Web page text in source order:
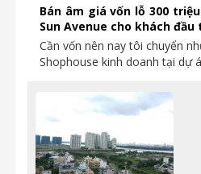
Bán âm giá vốn lỗ 300
Sun Avenue cho khách đầu
Cần vốn nên nay tôi chuyển
Shophouse kinh doanh tại dự